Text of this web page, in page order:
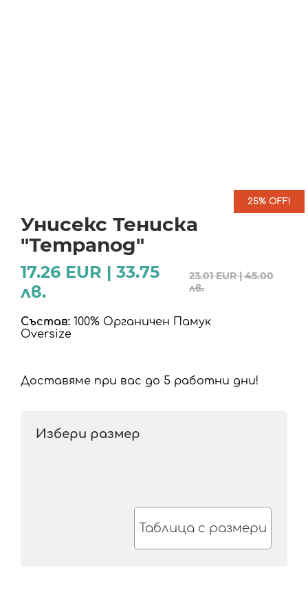
25% OFF!
Унисекс Тениска
"Тетрапод"
17.26 EUR | 33.75
лв.
23.01 EUR | 45.00
лв.
Състав: 100% Органичен Памук
Oversize
Доставяме при вас до 5 работни дни!
Избери размер
Таблица с размери